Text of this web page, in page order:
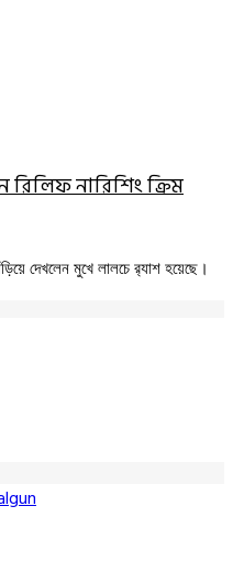
নারিশিং ক্রিম
দেখলেন মুখে লালচে র‍্যাশ হয়েছে।